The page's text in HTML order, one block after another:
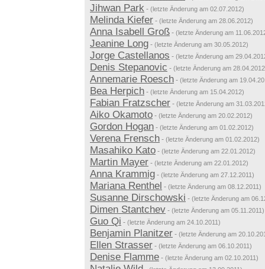
Jihwan Park - (letzte Änderung am 02.07.2012)
Melinda Kiefer - (letzte Änderung am 28.06.2012)
Anna Isabell Groß - (letzte Änderung am
Jeanine Long - (letzte Änderung am 30.05.2012)
Jorge Castellanos - (letzte Änderung am
Denis Stepanovic - (letzte Änderung am
Annemarie Roesch - (letzte Änderung am
Bea Herpich - (letzte Änderung am 15.04.2012)
Fabian Fratzscher - (letzte Änderung am
Aiko Okamoto - (letzte Änderung am 20.02.2012)
Gordon Hogan - (letzte Änderung am 01.02.2012)
Verena Frensch - (letzte Änderung am 01.02.2012)
Masahiko Kato - (letzte Änderung am 22.01.2012)
Martin Mayer - (letzte Änderung am 22.01.2012)
Anna Krammig - (letzte Änderung am 27.12.2011)
Mariana Renthel - (letzte Änderung am 08.12.2011)
Susanne Dirschowski - (letzte Änderung am
Dimen Stantchev - (letzte Änderung am 05.11.2011)
Guo Qi - (letzte Änderung am 24.10.2011)
Benjamin Planitzer - (letzte Änderung am
Ellen Strasser - (letzte Änderung am 06.10.2011)
Denise Flamme - (letzte Änderung am 02.10.2011)